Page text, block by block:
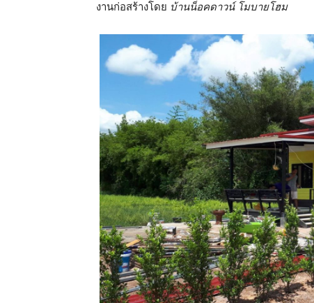
งานก่อสร้างโดย บ้านน็อคดาวน์ โมบายโฮม